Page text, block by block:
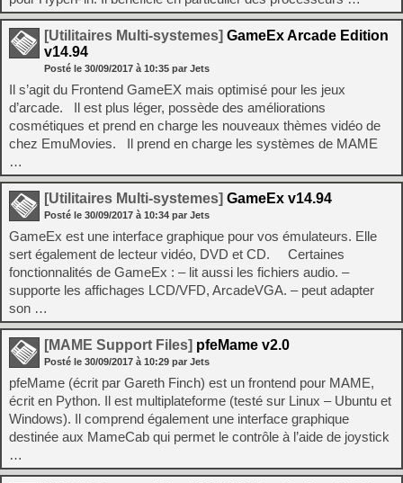
[Utilitaires Multi-systemes] GameEx Arcade Edition
v14.94
Posté le 30/09/2017 à 10:35 par Jets
Il s’agit du Frontend GameEX mais optimisé pour les jeux
d’arcade. Il est plus léger, possède des améliorations
cosmétiques et prend en charge les nouveaux thèmes vidéo de
chez EmuMovies. Il prend en charge les systèmes de MAME
…
[Utilitaires Multi-systemes] GameEx v14.94
Posté le 30/09/2017 à 10:34 par Jets
GameEx est une interface graphique pour vos émulateurs. Elle
sert également de lecteur vidéo, DVD et CD. Certaines
fonctionnalités de GameEx : – lit aussi les fichiers audio. –
supporte les affichages LCD/VFD, ArcadeVGA. – peut adapter
son …
[MAME Support Files] pfeMame v2.0
Posté le 30/09/2017 à 10:29 par Jets
pfeMame (écrit par Gareth Finch) est un frontend pour MAME,
écrit en Python. Il est multiplateforme (testé sur Linux – Ubuntu et
Windows). Il comprend également une interface graphique
destinée aux MameCab qui permet le contrôle à l’aide de joystick
…